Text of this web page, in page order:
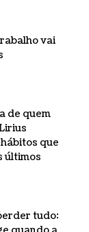
vai
de quem
que
últimos
tudo: